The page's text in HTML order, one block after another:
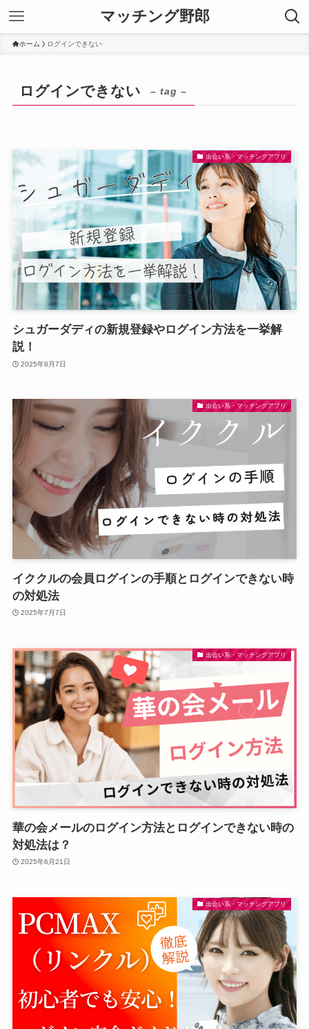
マッチング野郎
ホーム ログインできない
ログインできない – tag –
出会い系・マッチングアプリ
シュガーダディの新規登録やログイン方法を一挙解
説！
2025年8月7日
出会い系・マッチングアプリ
イククルの会員ログインの手順とログインできない時
の対処法
2025年7月7日
出会い系・マッチングアプリ
華の会メールのログイン方法とログインできない時の
対処法は？
2025年6月21日
出会い系・マッチングアプリ